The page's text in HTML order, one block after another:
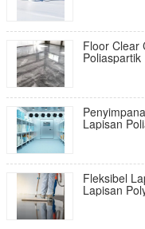
Floor Clear
Poliaspartik
Lapisan
Fleksibel
Lapisan